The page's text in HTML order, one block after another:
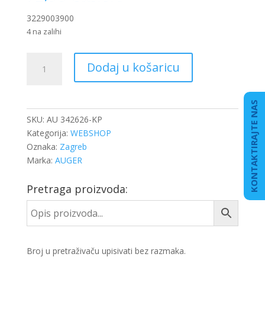
3229003900
4 na zalihi
JASTUK
Dodaj u košaricu
SKU: AU 342626-KP
Kategorija: WEBSHOP
Oznaka: Zagreb
Marka: AUGER
Pretraga proizvoda:
Broj u pretraživaču upisivati bez razmaka.
KONTAKTIRAJTE NAS